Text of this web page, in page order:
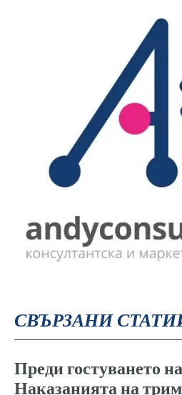
СВЪРЗАНИ
Преди гостуването
Наказанията на